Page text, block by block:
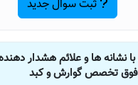
ثبت سوال جدید
با نشانه ها و علائم هشدار
فوق تخصص گوارش و کبد